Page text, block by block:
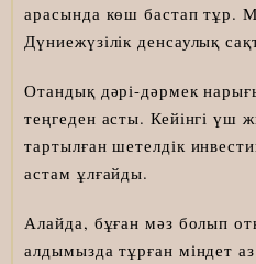
арасында көш бастап тұр.
Дүниежүзілік денсаулық
Отандық дәрі-дәрмек
теңгеден асты. Кейінгі үш
тартылған шетелдік
астам ұлғайды.
Алайда, бұған мәз болып
алдымызда тұрған міндет